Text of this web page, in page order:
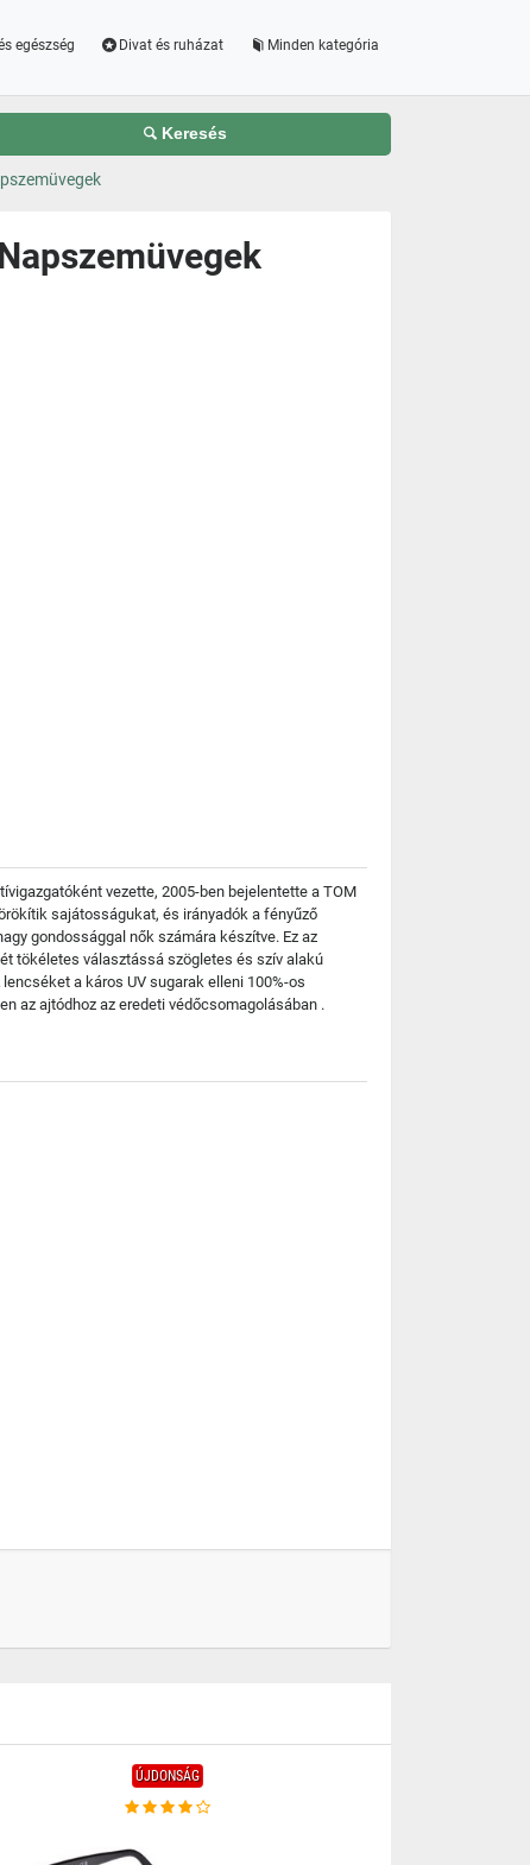
egészség Divat és ruházat Minden kategória
Keresés
vezette, 2005-ben bejelentette a TOM
sajátosságukat, és irányadók a fényűző
gondossággal nők számára készítve. Ez az
tökéletes választássá szögletes és szív alakú
a káros UV sugarak elleni 100%-os
az ajtódhoz az eredeti védőcsomagolásában .
ÚJDONSÁG